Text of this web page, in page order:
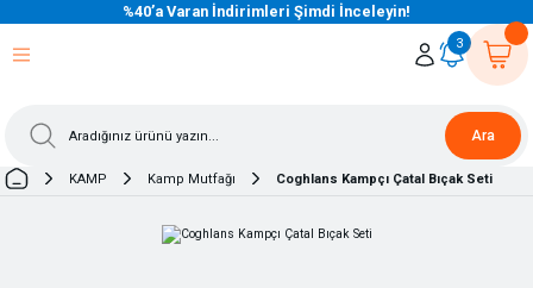
%40’a Varan İndirimleri Şimdi İnceleyin!
Ara
3
KAMP Kamp Mutfağı Coghlans Kampçı Çatal Bıçak Seti